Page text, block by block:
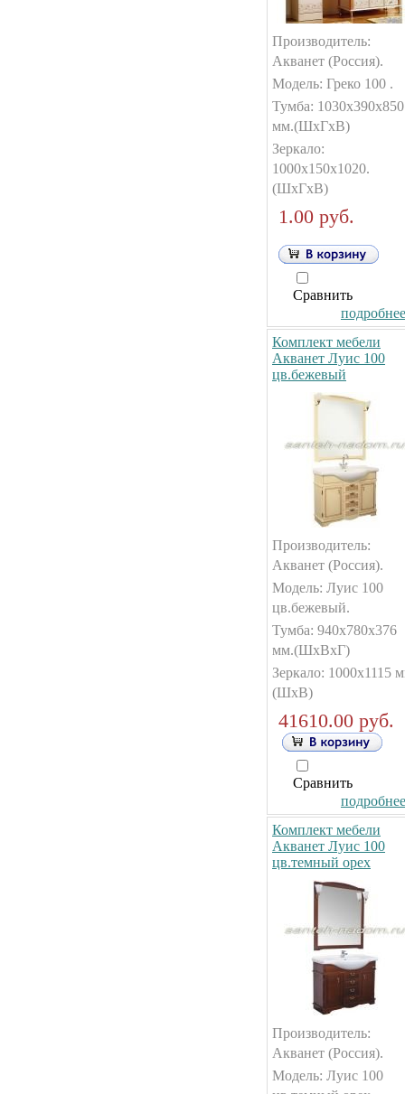
Производитель:
Акванет (Россия).
Модель: Греко 100 .
Тумба: 1030х390х850
мм.(ШxГxВ)
Зеркало:
1000х150х1020.
(ШxГxВ)
1.00 руб.
Сравнить
Комплект мебели
Акванет Луис 100
цв.бежевый
Производитель:
Акванет (Россия).
Модель: Луис 100
цв.бежевый.
Тумба: 940х780х376
мм.(ШxВxГ)
Зеркало: 1000х1115
(ШxВ)
41610.00 руб.
Сравнить
Комплект мебели
Акванет Луис 100
цв.темный орех
Производитель:
Акванет (Россия).
Модель: Луис 100